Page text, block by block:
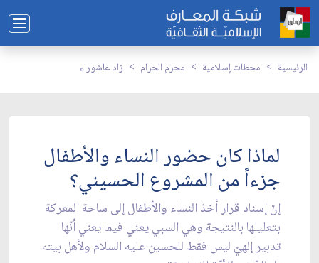
الرئيسية محطات إسلامية محرم الحرام زاد عاشوراء
لماذا كان حضور النساء والأطفال
جزءاً من المشروع الحسيني؟
إنّ إسناد قرار أخذ النساء والأطفال إلى ساحة المعركة
بتعليلها بالنتيجة وهي السبي يعني فيما يعني أنّها
تدبير إلهيّ ليس فقط للحسين عليه السلام ولأهل بيته